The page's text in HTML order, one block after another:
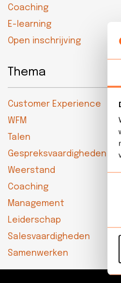
Coaching
E-learning
Open inschrijving
Thema
Customer Experience
WFM
Talen
Gespreksvaardigheden
Weerstand
Coaching
Management
Leiderschap
Salesvaardigheden
Samenwerken